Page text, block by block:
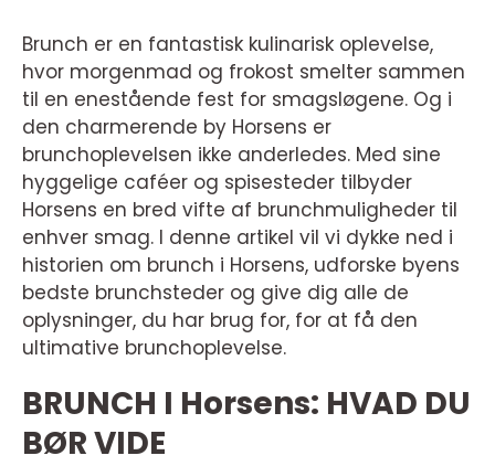
Brunch er en fantastisk kulinarisk oplevelse,
hvor morgenmad og frokost smelter sammen
til en enestående fest for smagsløgene. Og i
den charmerende by Horsens er
brunchoplevelsen ikke anderledes. Med sine
hyggelige caféer og spisesteder tilbyder
Horsens en bred vifte af brunchmuligheder til
enhver smag. I denne artikel vil vi dykke ned i
historien om brunch i Horsens, udforske byens
bedste brunchsteder og give dig alle de
oplysninger, du har brug for, for at få den
ultimative brunchoplevelse.
BRUNCH I Horsens: HVAD DU
BØR VIDE